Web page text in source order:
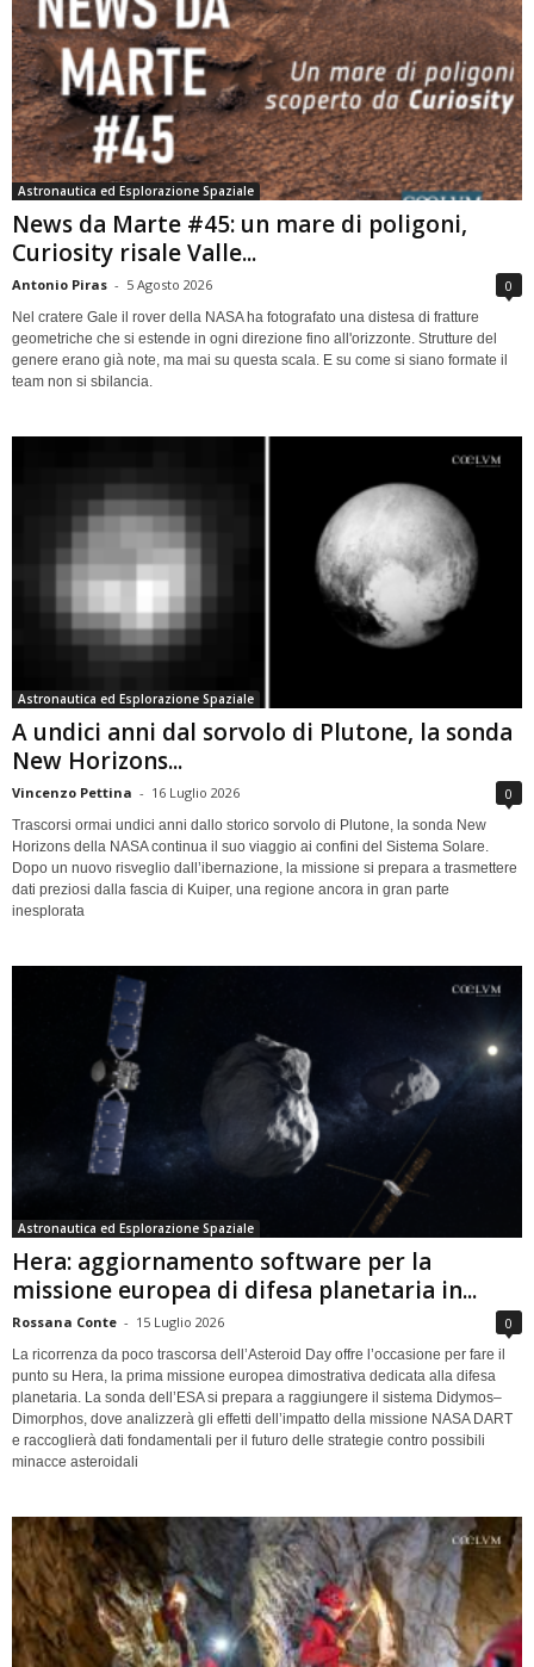
Astronautica ed Esplorazione Spaziale
News da Marte #45: un mare di poligoni,
Curiosity risale Valle...
Antonio Piras - 5 Agosto 2026 0
Nel cratere Gale il rover della NASA ha fotografato una distesa di fratture
geometriche che si estende in ogni direzione fino all'orizzonte. Strutture del
genere erano già note, ma mai su questa scala. E su come si siano formate il
team non si sbilancia.
Astronautica ed Esplorazione Spaziale
A undici anni dal sorvolo di Plutone, la sonda
New Horizons...
Vincenzo Pettina - 16 Luglio 2026 0
Trascorsi ormai undici anni dallo storico sorvolo di Plutone, la sonda New
Horizons della NASA continua il suo viaggio ai confini del Sistema Solare.
Dopo un nuovo risveglio dall’ibernazione, la missione si prepara a trasmettere
dati preziosi dalla fascia di Kuiper, una regione ancora in gran parte
inesplorata
Astronautica ed Esplorazione Spaziale
Hera: aggiornamento software per la
missione europea di difesa planetaria in...
Rossana Conte - 15 Luglio 2026 0
La ricorrenza da poco trascorsa dell’Asteroid Day offre l’occasione per fare il
punto su Hera, la prima missione europea dimostrativa dedicata alla difesa
planetaria. La sonda dell’ESA si prepara a raggiungere il sistema Didymos–
Dimorphos, dove analizzerà gli effetti dell’impatto della missione NASA DART
e raccoglierà dati fondamentali per il futuro delle strategie contro possibili
minacce asteroidali